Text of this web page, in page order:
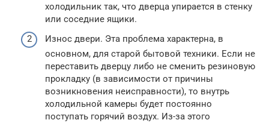
холодильник так, что дверца упирается в стенку
или соседние ящики.
Износ двери. Эта проблема характерна, в
основном, для старой бытовой техники. Если не
переставить дверцу либо не сменить резиновую
прокладку (в зависимости от причины
возникновения неисправности), то внутрь
холодильной камеры будет постоянно
поступать горячий воздух. Из-за этого